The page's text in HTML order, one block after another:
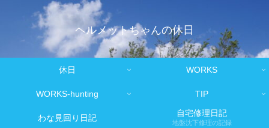
ヘルメットちゃんの休日
休日 WORKS
WORKS-hunting TIP
わな見回り日記 自宅修理日記
地盤沈下修理の記録